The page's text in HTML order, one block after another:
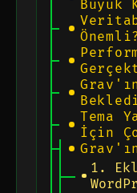
Büyük
Önemli?
Tema
İçin
1.